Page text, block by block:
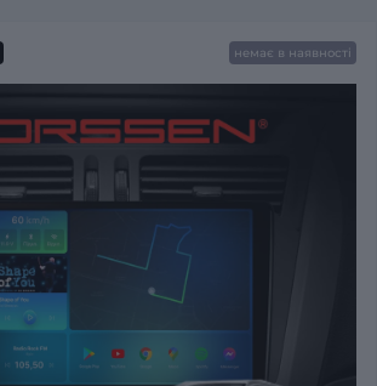
немає в наявності